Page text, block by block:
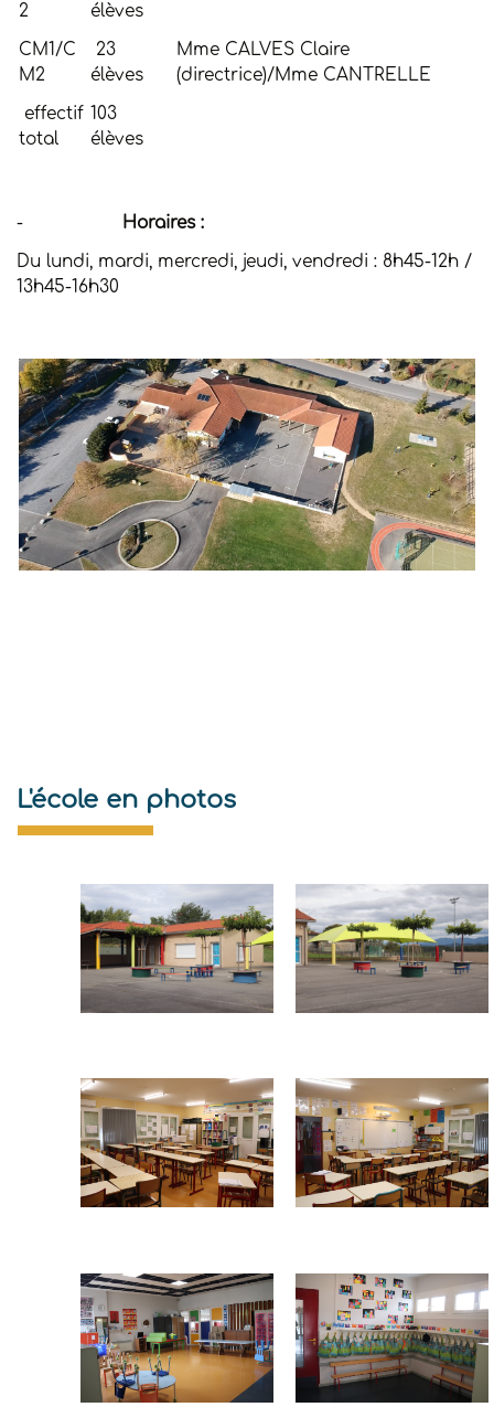
2
élèves
CM1/C
M2
23
élèves
Mme CALVES Claire
(directrice)/Mme CANTRELLE
effectif
total
103
élèves
- Horaires :
Du lundi, mardi, mercredi, jeudi, vendredi : 8h45-12h /
13h45-16h30
L'école en photos